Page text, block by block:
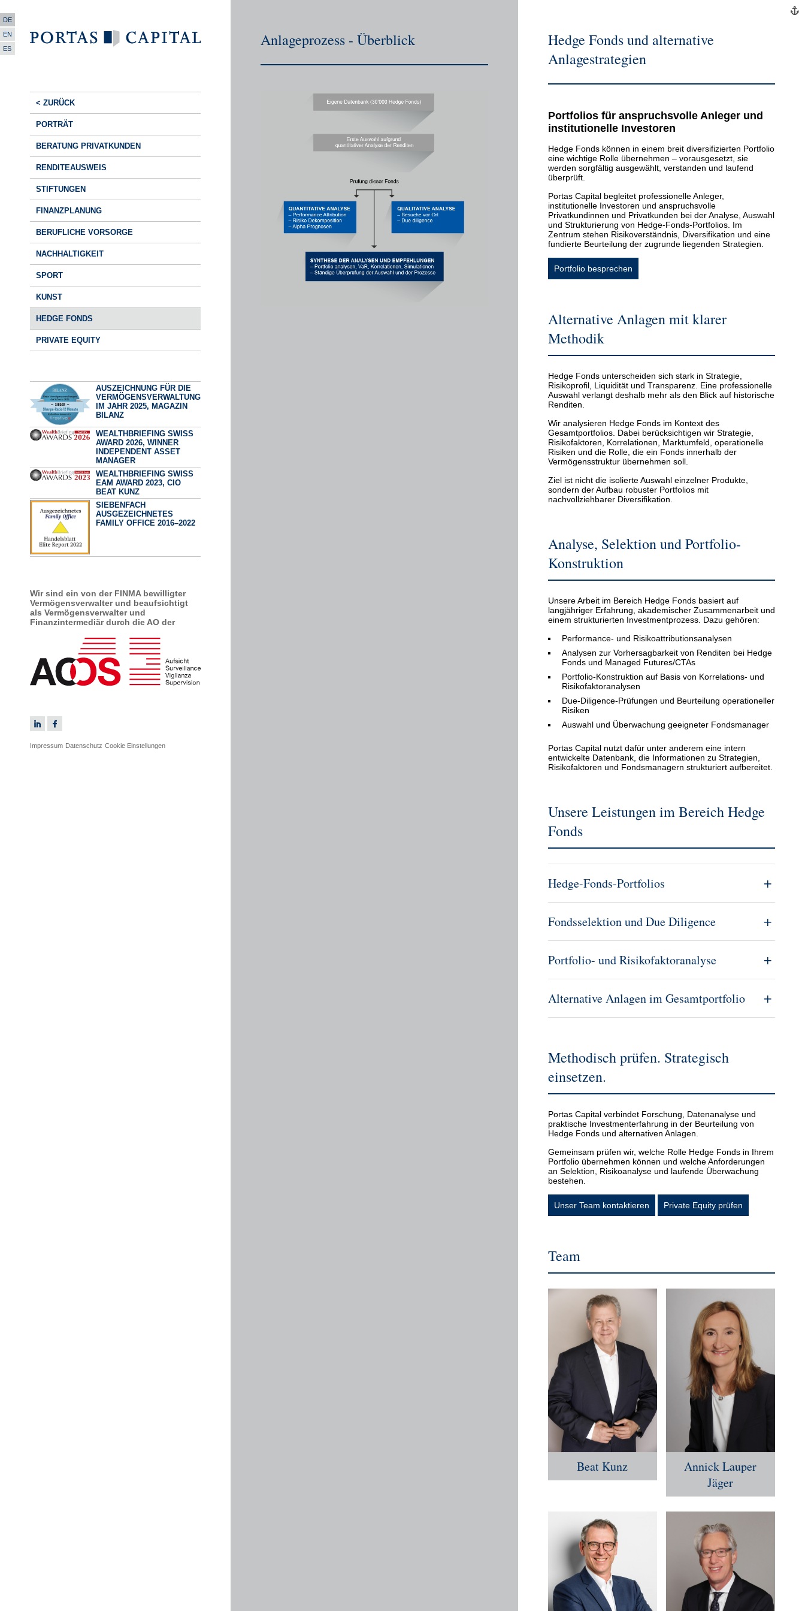
< ZURÜCK
PORTRÄT
BERATUNG PRIVATKUNDEN
RENDITEAUSWEIS
STIFTUNGEN
FINANZPLANUNG
BERUFLICHE VORSORGE
NACHHALTIGKEIT
SPORT
KUNST
HEDGE FONDS
PRIVATE EQUITY
AUSZEICHNUNG FÜR DIE
VERMÖGENSVERWALTUNG
IM JAHR 2025, MAGAZIN
BILANZ
WEALTHBRIEFING SWISS
AWARD 2026, WINNER
INDEPENDENT ASSET
MANAGER
WEALTHBRIEFING SWISS
EAM AWARD 2023, CIO
BEAT KUNZ
SIEBENFACH
AUSGEZEICHNETES
FAMILY OFFICE 2016–2022
Wir sind ein von der FINMA bewilligter
Vermögens­verwalter und beaufsichtigt
als Vermögensverwalter und
Finanzintermediär durch die AO der
Impressum Datenschutz Cookie Einstellungen
DE
EN
ES
Anlageprozess - Überblick
Hedge Fonds und alternative
Anlagestrategien
Portfolios für anspruchsvolle Anleger und
institutionelle Investoren
Hedge Fonds können in einem breit diversifizierten Portfolio
eine wichtige Rolle übernehmen – vorausgesetzt, sie
werden sorgfältig ausgewählt, verstanden und laufend
überprüft.
Portas Capital begleitet professionelle Anleger,
institutionelle Investoren und anspruchsvolle
Privatkundinnen und Privatkunden bei der Analyse, Auswahl
und Strukturierung von Hedge-Fonds-Portfolios. Im
Zentrum stehen Risikoverständnis, Diversifikation und eine
fundierte Beurteilung der zugrunde liegenden Strategien.
Portfolio besprechen
Alternative Anlagen mit klarer
Methodik
Hedge Fonds unterscheiden sich stark in Strategie,
Risikoprofil, Liquidität und Transparenz. Eine professionelle
Auswahl verlangt deshalb mehr als den Blick auf historische
Renditen.
Wir analysieren Hedge Fonds im Kontext des
Gesamtportfolios. Dabei berücksichtigen wir Strategie,
Risikofaktoren, Korrelationen, Marktumfeld, operationelle
Risiken und die Rolle, die ein Fonds innerhalb der
Vermögensstruktur übernehmen soll.
Ziel ist nicht die isolierte Auswahl einzelner Produkte,
sondern der Aufbau robuster Portfolios mit
nachvollziehbarer Diversifikation.
Analyse, Selektion und Portfolio-
Konstruktion
Unsere Arbeit im Bereich Hedge Fonds basiert auf
langjähriger Erfahrung, akademischer Zusammenarbeit und
einem strukturierten Investmentprozess. Dazu gehören:
Performance- und Risikoattributionsanalysen
Analysen zur Vorhersagbarkeit von Renditen bei Hedge
Fonds und Managed Futures/CTAs
Portfolio-Konstruktion auf Basis von Korrelations- und
Risikofaktoranalysen
Due-Diligence-Prüfungen und Beurteilung operationeller
Risiken
Auswahl und Überwachung geeigneter Fondsmanager
Portas Capital nutzt dafür unter anderem eine intern
entwickelte Datenbank, die Informationen zu Strategien,
Risikofaktoren und Fondsmanagern strukturiert aufbereitet.
Unsere Leistungen im Bereich Hedge
Fonds
Hedge-Fonds-Portfolios
Fondsselektion und Due Diligence
Portfolio- und Risikofaktoranalyse
Alternative Anlagen im Gesamtportfolio
Methodisch prüfen. Strategisch
einsetzen.
Portas Capital verbindet Forschung, Datenanalyse und
praktische Investmenterfahrung in der Beurteilung von
Hedge Fonds und alternativen Anlagen.
Gemeinsam prüfen wir, welche Rolle Hedge Fonds in Ihrem
Portfolio übernehmen können und welche Anforderungen
an Selektion, Risikoanalyse und laufende Überwachung
bestehen.
Unser Team kontaktieren Private Equity prüfen
Team
Beat Kunz
Annick Lauper
Jäger